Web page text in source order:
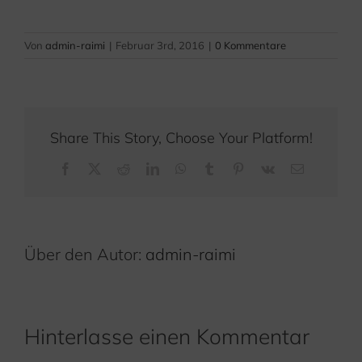
Von admin-raimi | Februar 3rd, 2016 | 0 Kommentare
Share This Story, Choose Your Platform!
Über den Autor: admin-raimi
Hinterlasse einen Kommentar